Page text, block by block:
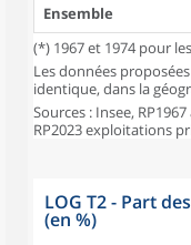
Ensemble
(*) 1967 et 1974 pour
Les données
identique, dans la
Sources : Insee,
RP2023 exploitations
LOG T2 - Part
(en %)